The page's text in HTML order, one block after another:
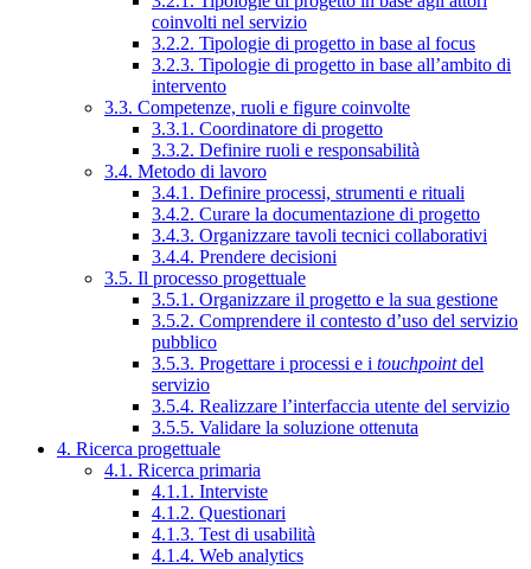
coinvolti nel servizio
3.2.2. Tipologie di progetto in base al focus
3.2.3. Tipologie di progetto in base all’ambito di
intervento
3.3. Competenze, ruoli e figure coinvolte
3.3.1. Coordinatore di progetto
3.3.2. Definire ruoli e responsabilità
3.4. Metodo di lavoro
3.4.1. Definire processi, strumenti e rituali
3.4.2. Curare la documentazione di progetto
3.4.3. Organizzare tavoli tecnici collaborativi
3.4.4. Prendere decisioni
3.5. Il processo progettuale
3.5.1. Organizzare il progetto e la sua gestione
3.5.2. Comprendere il contesto d’uso del servizio
pubblico
3.5.3. Progettare i processi e i touchpointdel
servizio
3.5.4. Realizzare l’interfaccia utente del servizio
3.5.5. Validare la soluzione ottenuta
4. Ricerca progettuale
4.1. Ricerca primaria
4.1.1. Interviste
4.1.2. Questionari
4.1.3. Test di usabilità
4.1.4. Web analytics